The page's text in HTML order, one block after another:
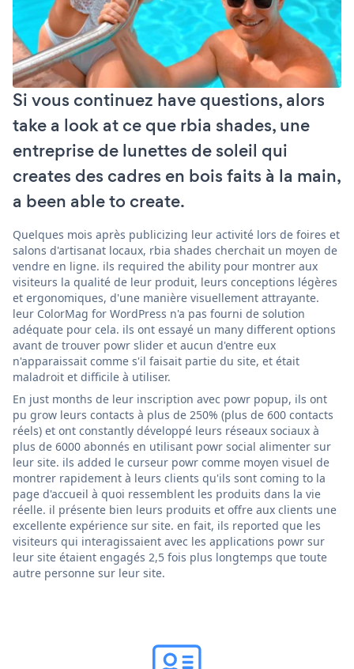
Si vous continuez have questions, alors
take a look at ce que rbia shades, une
entreprise de lunettes de soleil qui
creates des cadres en bois faits à la main,
a been able to create.
Quelques mois après publicizing leur activité lors de foires et
salons d'artisanat locaux, rbia shades cherchait un moyen de
vendre en ligne. ils required the ability pour montrer aux
visiteurs la qualité de leur produit, leurs conceptions légères
et ergonomiques, d'une manière visuellement attrayante.
leur ColorMag for WordPress n'a pas fourni de solution
adéquate pour cela. ils ont essayé un many different options
avant de trouver powr slider et aucun d'entre eux
n'apparaissait comme s'il faisait partie du site, et était
maladroit et difficile à utiliser.
En just months de leur inscription avec powr popup, ils ont
pu grow leurs contacts à plus de 250% (plus de 600 contacts
réels) et ont constantly développé leurs réseaux sociaux à
plus de 6000 abonnés en utilisant powr social alimenter sur
leur site. ils added le curseur powr comme moyen visuel de
montrer rapidement à leurs clients qu'ils sont coming to la
page d'accueil à quoi ressemblent les produits dans la vie
réelle. il présente bien leurs produits et offre aux clients une
excellente expérience sur site. en fait, ils reported que les
visiteurs qui interagissaient avec les applications powr sur
leur site étaient engagés 2,5 fois plus longtemps que toute
autre personne sur leur site.